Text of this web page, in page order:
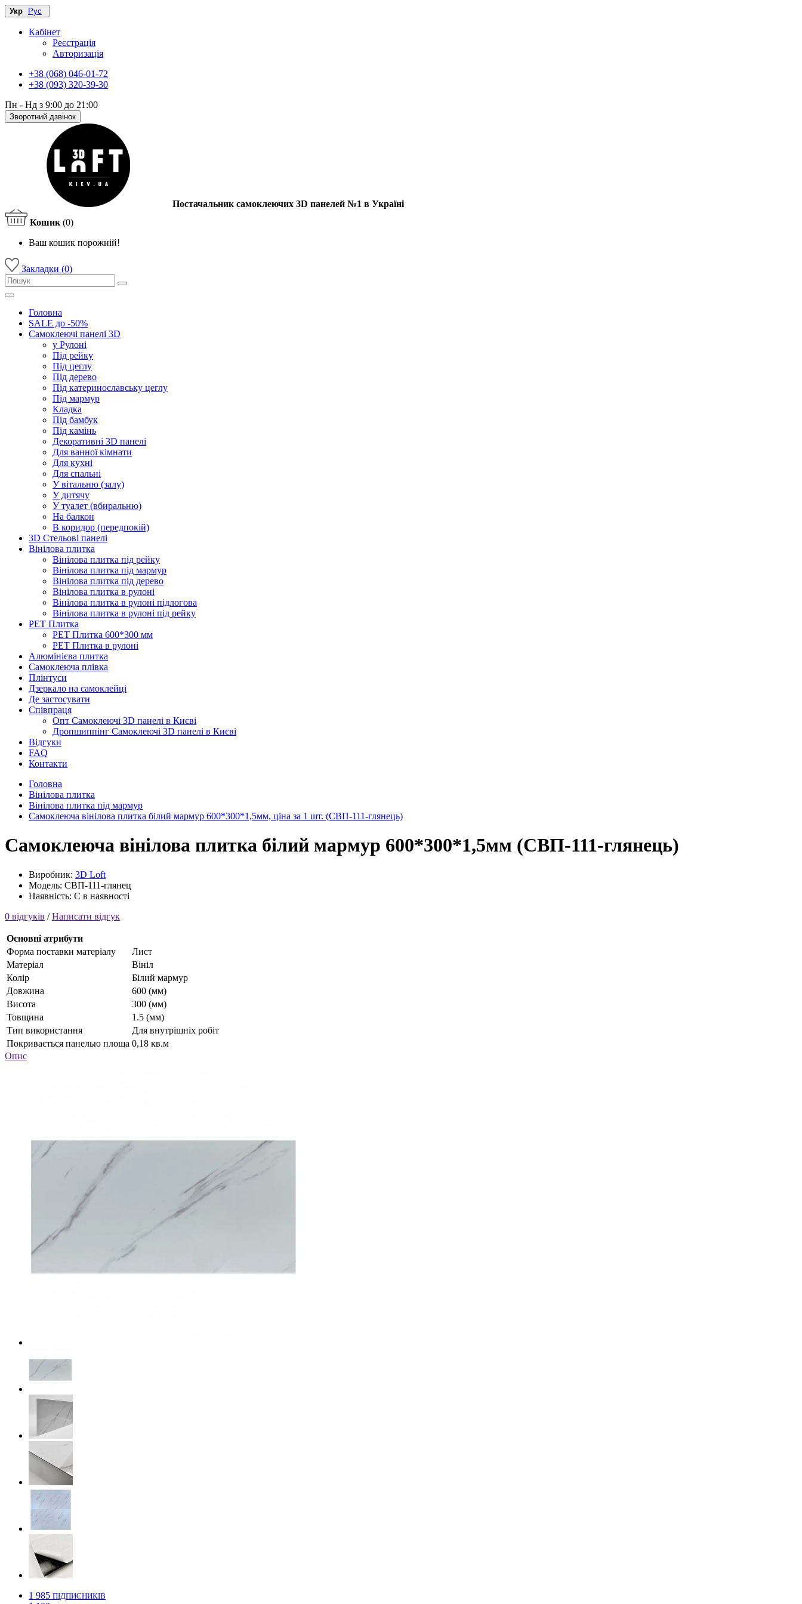
Укр Рус
Кабінет
Реєстрація
Авторизація
+38 (068) 046-01-72
+38 (093) 320-39-30
Пн - Нд з 9:00 до 21:00
Зворотний дзвінок
Постачальник самоклеючих 3D панелей №1 в Україні
Кошик (0)
Ваш кошик порожній!
Закладки (0)
Головна
SALE до -50%
Самоклеючі панелі 3D
у Рулоні
Під рейку
Під цеглу
Під дерево
Під катеринославську цеглу
Під мармур
Кладка
Під бамбук
Під камінь
Декоративні 3D панелі
Для ванної кімнати
Для кухні
Для спальні
У вітальню (залу)
У дитячу
У туалет (вбиральню)
На балкон
В коридор (передпокій)
3D Стельові панелі
Вінілова плитка
Вінілова плитка під рейку
Вінілова плитка під мармур
Вінілова плитка під дерево
Вінілова плитка в рулоні
Вінілова плитка в рулоні підлогова
Вінілова плитка в рулоні під рейку
PET Плитка
PET Плитка 600*300 мм
PET Плитка в рулоні
Алюмінієва плитка
Самоклеюча плівка
Плінтуси
Дзеркало на самоклейці
Де застосувати
Співпраця
Опт Самоклеючі 3D панелі в Києві
Дропшиппінг Самоклеючі 3D панелі в Києві
Відгуки
FAQ
Контакти
Головна
Вінілова плитка
Вінілова плитка під мармур
Самоклеюча вінілова плитка білий мармур 600*300*1,5мм, ціна за 1 шт. (СВП-111-глянець)
Самоклеюча вінілова плитка білий мармур 600*300*1,5мм (СВП-111-глянець)
Виробник: 3D Loft
Модель: СВП-111-глянец
Наявність: Є в наявності
0 відгуків /Написати відгук
Основні атрибути
Форма поставки матеріалу
Лист
Матеріал
Вініл
Колір
Білий мармур
Довжина
600 (мм)
Висота
300 (мм)
Товщина
1.5 (мм)
Тип використання
Для внутрішніх робіт
Покривається панелью площа 0,18 кв.м
Опис
1 985 ПІДПИСНИКІВ